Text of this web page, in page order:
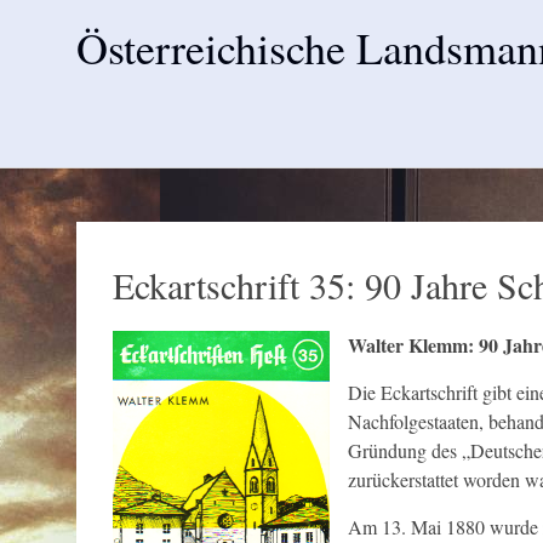
Skip
to
content
Österreichische
Eckartschrift 35: 90 Jahre
Walter Klemm: 90
Die Eckartschrift gibt
Nachfolgestaaten,
Gründung des
zurückerstattet worden
Am 13. Mai 1880 wurde